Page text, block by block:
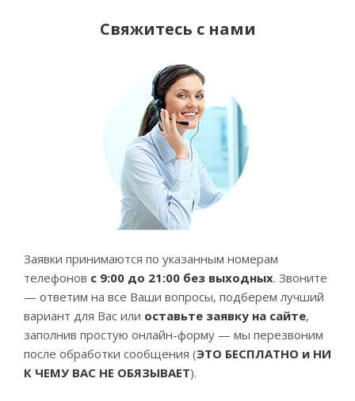
Свяжитесь с нами
Заявки принимаются по указанным номерам
телефонов с 9:00 до 21:00 без выходных. Звоните
— ответим на все Ваши вопросы, подберем лучший
вариант для Вас или оставьте заявку на сайте,
заполнив простую онлайн-форму — мы перезвоним
после обработки сообщения (ЭТО БЕСПЛАТНО и НИ
К ЧЕМУ ВАС НЕ ОБЯЗЫВАЕТ).